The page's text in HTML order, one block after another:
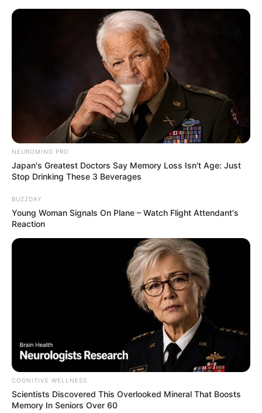
Lembrancinha Para o dia Das
Mães com Garrafa PET
NEUROMIND PRO
Japan's Greatest Doctors Say Memory Loss Isn't Age: Just
Stop Drinking These 3 Beverages
BUZZDAY
Young Woman Signals On Plane – Watch Flight Attendant's
Reaction
COGNITIVE WELLNESS
Scientists Discovered This Overlooked Mineral That Boosts
Memory In Seniors Over 60